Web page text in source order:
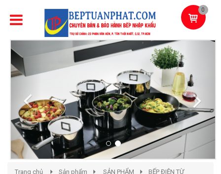
0
Previous
Trang chủ Sản phẩm SẢN PHẨM
BẾP ĐIỆN TỪ